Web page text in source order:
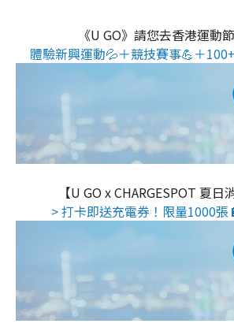
《U GO》請您去香港運動
體驗新興運動💦＋競技賽事💪＋
【U GO x CHARGESPOT 夏日
> 打卡即送充電券！限量1000張